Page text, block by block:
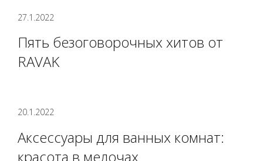
27.1.2022
Пять безоговорочных хитов от
RAVAK
20.1.2022
Аксессуары для ванных комнат:
красота в мелочах